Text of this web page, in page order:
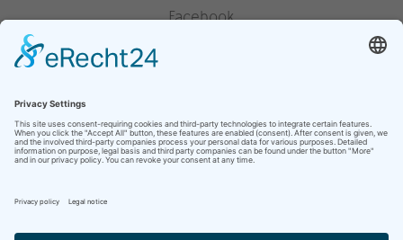
Facebook
YouTube